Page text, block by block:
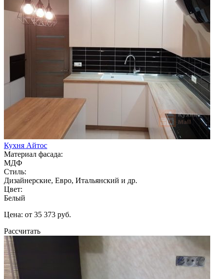
Кухня Айтос
Материал фасада:
МДФ
Стиль:
Дизайнерские, Евро, Итальянский и др.
Цвет:
Белый
Цена: от 35 373 руб.
Рассчитать